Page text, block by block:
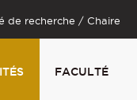
de recherche / Chaire
FACULTÉ